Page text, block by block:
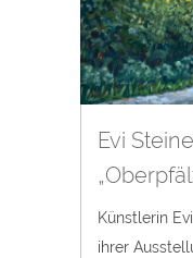
Evi
Künstlerin
ihrer